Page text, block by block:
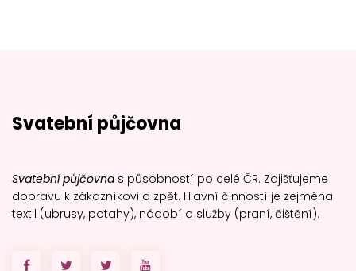
Svatební půjčovna
Svatební půjčovna s působností po celé ČR. Zajišťujeme
dopravu k zákazníkovi a zpět. Hlavní činností je zejména
textil (ubrusy, potahy), nádobí a služby (praní, čištění).